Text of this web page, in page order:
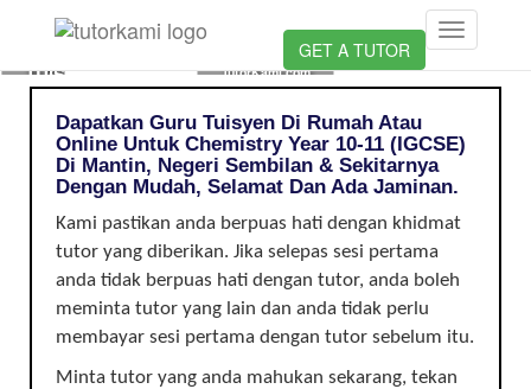
Loading...
Toggle
navigation
GET A TUTOR
TUISYEN
MANTIN,
NEGERI
SEMBILAN
YEAR
(IGCSE)
TutorKami.com
Dapatkan Guru Tuisyen Di Rumah Atau
Online Untuk Chemistry Year 10-11 (IGCSE)
Di Mantin, Negeri Sembilan & Sekitarnya
Dengan Mudah, Selamat Dan Ada Jaminan.
Kami pastikan anda berpuas hati dengan khidmat
tutor yang diberikan. Jika selepas sesi pertama
anda tidak berpuas hati dengan tutor, anda boleh
meminta tutor yang lain dan anda tidak perlu
membayar sesi pertama dengan tutor sebelum itu.
Minta tutor yang anda mahukan sekarang, tekan